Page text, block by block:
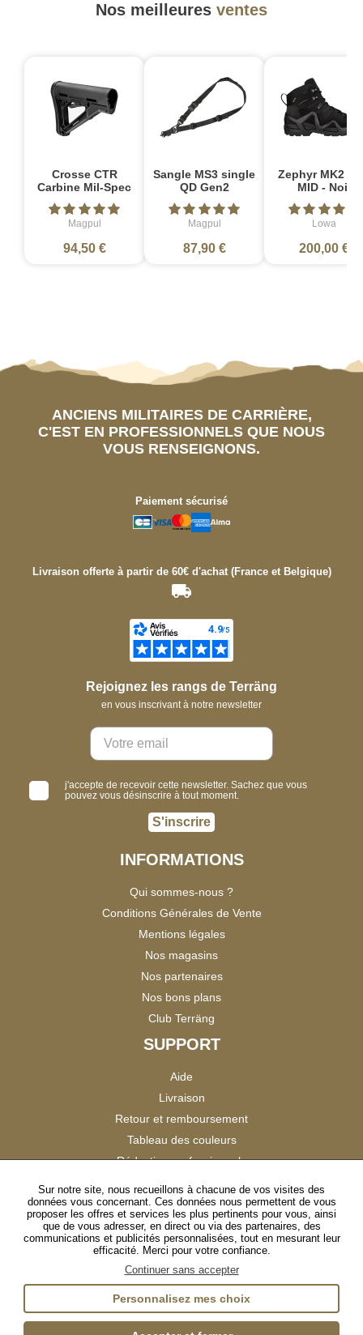
Nos meilleures ventes
Crosse CTR
Carbine Mil-Spec
Magpul
94,50 €
Sangle MS3 single
QD Gen2
Magpul
87,90 €
Zephyr MK2
MID - Noir
Lowa
200,00 €
ANCIENS MILITAIRES DE CARRIÈRE,
C'EST EN PROFESSIONNELS QUE NOUS
VOUS RENSEIGNONS.
Paiement sécurisé
Livraison offerte à partir de 60€ d'achat (France et Belgique)
Rejoignez les rangs de Terräng
en vous inscrivant à notre newsletter
j'accepte de recevoir cette newsletter. Sachez que vous
pouvez vous désinscrire à tout moment.
S'inscrire
INFORMATIONS
Qui sommes-nous ?
Conditions Générales de Vente
Mentions légales
Nos magasins
Nos partenaires
Nos bons plans
Club Terräng
SUPPORT
Aide
Livraison
Retour et remboursement
Tableau des couleurs
Réduction professionnels
Satisfaction Clients
SUIVEZ-NOUS
InstagramTikTokFacebookYouTubeLinkedIn
Sur notre site, nous recueillons à chacune de vos visites des
données vous concernant. Ces données nous permettent de vous
proposer les offres et services les plus pertinents pour vous, ainsi
que de vous adresser, en direct ou via des partenaires, des
communications et publicités personnalisées, tout en mesurant leur
efficacité. Merci pour votre confiance.
Continuer sans accepter
Personnalisez mes choix